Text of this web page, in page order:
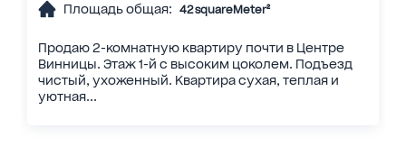
Площадь общая: 42 squareMeter²
Продаю 2-комнатную квартиру почти в Центре
Винницы. Этаж 1-й с высоким цоколем. Подъезд
чистый, ухоженный. Квартира сухая, теплая и
уютная...